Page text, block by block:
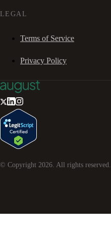
LEGAL
Terms of Service
Privacy Policy
© Copyright 2026. All rights reserved.